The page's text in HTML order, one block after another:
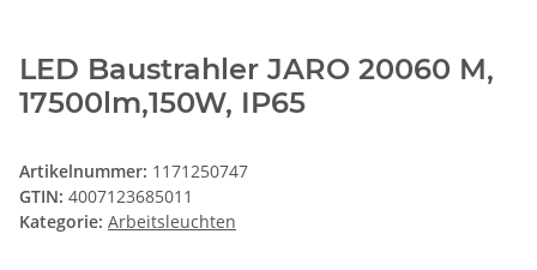
LED Baustrahler JARO 20060 M,
17500lm,150W, IP65
Artikelnummer: 1171250747
GTIN: 4007123685011
Kategorie: Arbeitsleuchten